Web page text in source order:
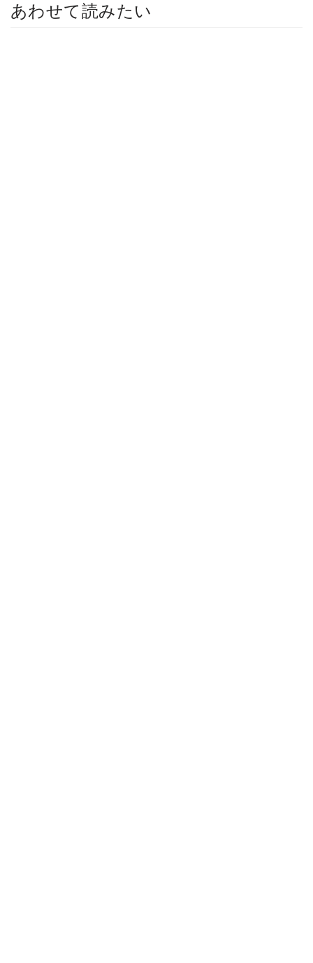
あわせて読みたい